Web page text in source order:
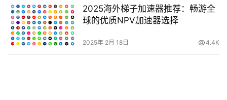
2025海外梯子加速器推荐：畅游全
球的优质NPV加速器选择
2025年 2月 18日 4.4K